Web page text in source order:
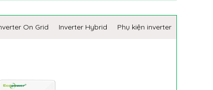
On Grid Inverter Hybrid Phụ kiện inverter